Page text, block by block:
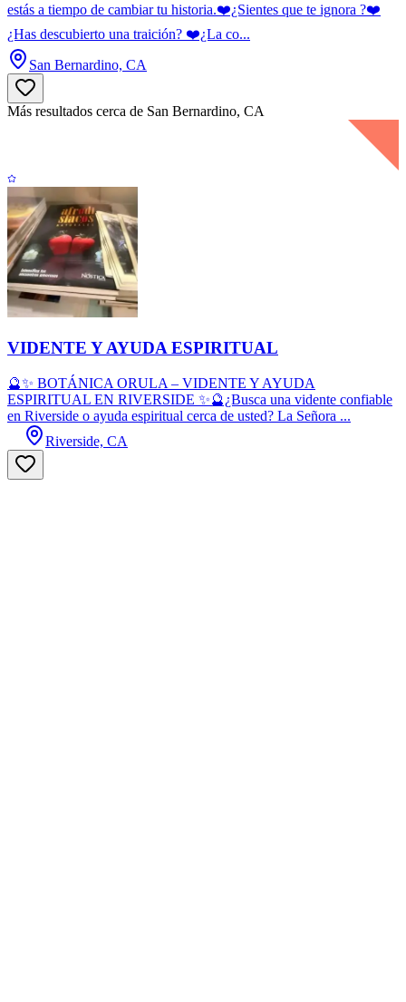
estás a tiempo de cambiar tu historia.❤️¿Sientes que te ignora ?❤️
¿Has descubierto una traición? ❤️¿La co...
San Bernardino, CA
Más resultados cerca de San Bernardino, CA
VIDENTE Y AYUDA ESPIRITUAL
🔮✨ BOTÁNICA ORULA – VIDENTE Y AYUDA
ESPIRITUAL EN RIVERSIDE ✨🔮¿Busca una vidente confiable
en Riverside o ayuda espiritual cerca de usted? La Señora ...
Riverside, CA